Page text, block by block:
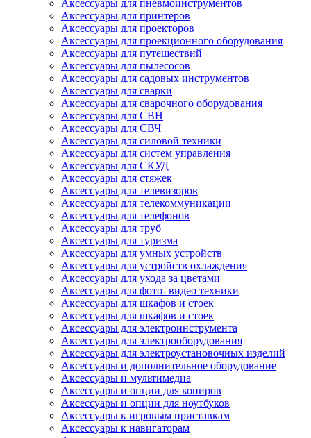
Аксессуары для пневмоинструментов
Аксессуары для принтеров
Аксессуары для проекторов
Аксессуары для проекционного оборудования
Аксессуары для путешествий
Аксессуары для пылесосов
Аксессуары для садовых инструментов
Аксессуары для сварки
Аксессуары для сварочного оборудования
Аксессуары для СВН
Аксессуары для СВЧ
Аксессуары для силовой техники
Аксессуары для систем управления
Аксессуары для СКУД
Аксессуары для стяжек
Аксессуары для телевизоров
Аксессуары для телекоммуникации
Аксессуары для телефонов
Аксессуары для труб
Аксессуары для туризма
Аксессуары для умных устройств
Аксессуары для устройств охлаждения
Аксессуары для ухода за цветами
Аксессуары для фото- видео техники
Аксессуары для шкафов и стоек
Аксессуары для шкафов и стоек
Аксессуары для электроинструмента
Аксессуары для электрооборудования
Аксессуары для электроустановочных изделий
Аксессуары и дополнительное оборудование
Аксессуары и мультимедиа
Аксессуары и опции для копиров
Аксессуары и опции для ноутбуков
Аксессуары к игровым приставкам
Аксессуары к навигаторам